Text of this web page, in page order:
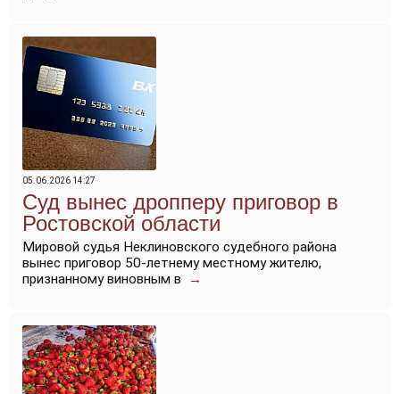
05.06.2026 14:27
Суд вынес дропперу приговор в
Ростовской области
Мировой судья Неклиновского судебного района
вынес приговор 50-летнему местному жителю,
признанному виновным в
→